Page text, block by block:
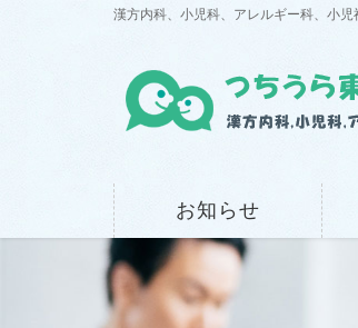
漢方内科、小児科、アレルギー科、小
お知らせ